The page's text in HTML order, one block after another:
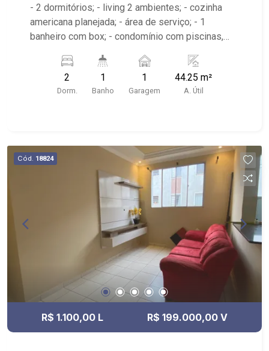
- 2 dormitórios; - living 2 ambientes; - cozinha
americana planejada; - área de serviço; - 1
banheiro com box; - condomínio com piscinas,
playground, salão de festas e portaria 24h -
próximo ao Sarandi Trarores, Praça do Parque
Reino da Escócia
2
Dorm.
1
Banho
1
Garagem
44.25 m²
A. Útil
Cód. 18824
R$ 1.100,00 L R$ 199.000,00 V